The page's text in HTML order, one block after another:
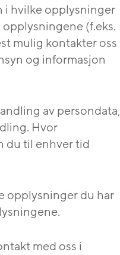
i hvilke opplysninger
(f.eks.
mulig kontakter oss
og informasjon
av persondata,
Hvor
du til enhver tid
opplysninger du har
med oss i